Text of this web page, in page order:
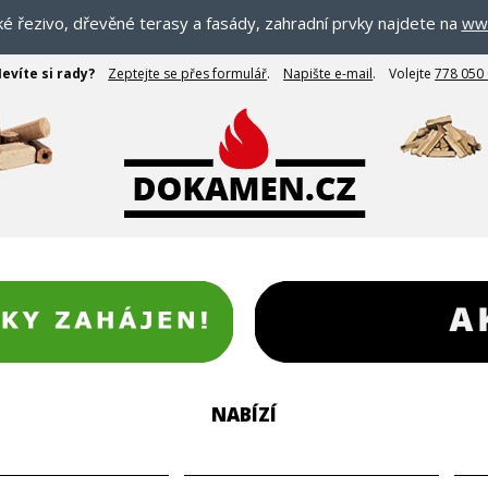
řezivo, dřevěné terasy a fasády, zahradní prvky najdete na
si rady? Zeptejte se přes formulář. Napište e-mail. Volejte778 050
NABÍZÍ